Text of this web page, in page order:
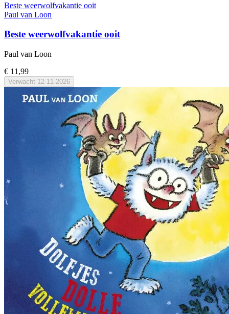
Beste weerwolfvakantie ooit
Paul van Loon
Beste weerwolfvakantie ooit
Paul van Loon
€ 11,99
Verwacht 12-11-2026